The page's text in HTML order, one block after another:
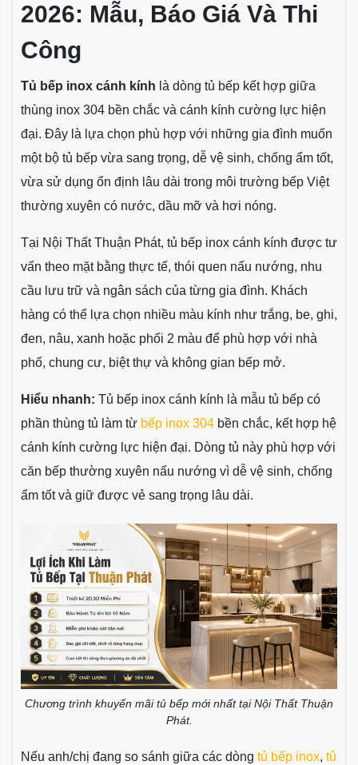
2026: Mẫu, Báo Giá Và Thi
Công
Tủ bếp inox cánh kính là dòng tủ bếp kết hợp giữa
thùng inox 304 bền chắc và cánh kính cường lực hiện
đại. Đây là lựa chọn phù hợp với những gia đình muốn
một bộ tủ bếp vừa sang trọng, dễ vệ sinh, chống ẩm tốt,
vừa sử dụng ổn định lâu dài trong môi trường bếp Việt
thường xuyên có nước, dầu mỡ và hơi nóng.
Tại Nội Thất Thuận Phát, tủ bếp inox cánh kính được tư
vấn theo mặt bằng thực tế, thói quen nấu nướng, nhu
cầu lưu trữ và ngân sách của từng gia đình. Khách
hàng có thể lựa chọn nhiều màu kính như trắng, be, ghi,
đen, nâu, xanh hoặc phối 2 màu để phù hợp với nhà
phố, chung cư, biệt thự và không gian bếp mở.
Hiểu nhanh: Tủ bếp inox cánh kính là mẫu tủ bếp có
phần thùng tủ làm từ bếp inox 304 bền chắc, kết hợp hệ
cánh kính cường lực hiện đại. Dòng tủ này phù hợp với
căn bếp thường xuyên nấu nướng vì dễ vệ sinh, chống
ẩm tốt và giữ được vẻ sang trọng lâu dài.
Chương trình khuyến mãi tủ bếp mới nhất tại Nội Thất Thuận
Phát.
Nếu anh/chị đang so sánh giữa các dòng tủ bếp inox, tủ